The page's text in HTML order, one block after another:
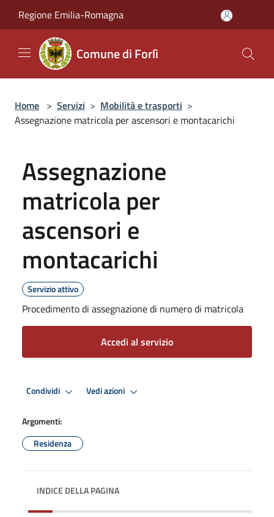
Regione Emilia-Romagna
Comune di Forlì
Home > Servizi > Mobilità e trasporti >
Assegnazione matricola per ascensori e montacarichi
Assegnazione
matricola per
ascensori e
montacarichi
Servizio attivo
Procedimento di assegnazione di numero di matricola
Accedi al servizio
Condividi Vedi azioni
Argomenti:
Residenza
INDICE DELLA PAGINA